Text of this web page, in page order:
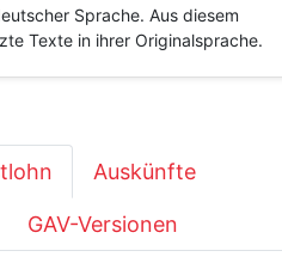
Sprache. Aus diesem
Texte in ihrer Originalsprache.
Auskünfte
GAV-Versionen